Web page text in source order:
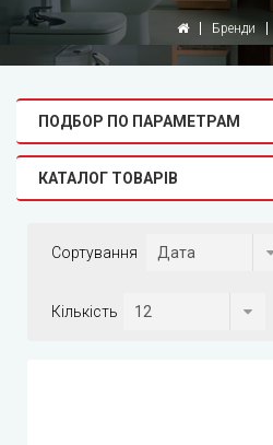
Бренди
ПОДБОР ПО ПАРАМЕТРАМ
КАТАЛОГ ТОВАРІВ
Сортування
Кількість